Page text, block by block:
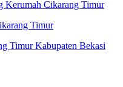
Kerumah Cikarang Timur
Timur
Timur Kabupaten Bekasi